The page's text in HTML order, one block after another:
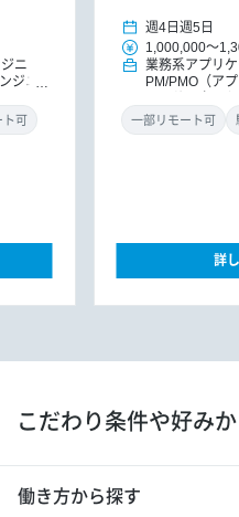
ニ
ジニ
ト可
週4日 週5日
1,000,000～
業務系アプリ
PM/PMO（アプ
サルタント
一部リモート可
詳
こだわり条件や好み
働き方から探す